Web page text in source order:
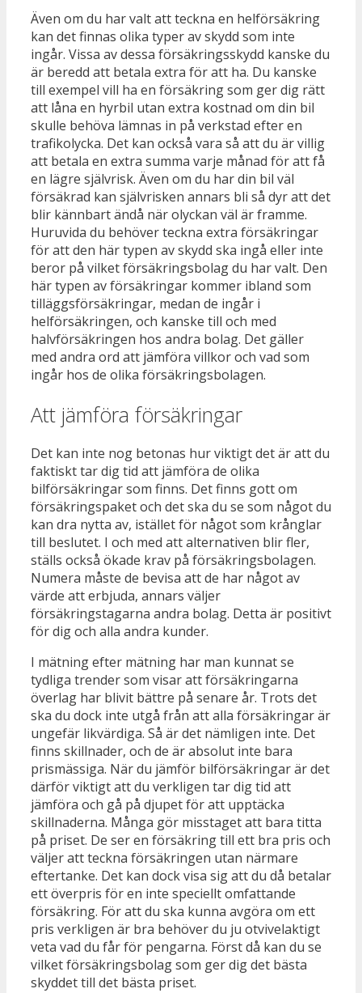
Även om du har valt att teckna en helförsäkring
kan det finnas olika typer av skydd som inte
ingår. Vissa av dessa försäkringsskydd kanske du
är beredd att betala extra för att ha. Du kanske
till exempel vill ha en försäkring som ger dig rätt
att låna en hyrbil utan extra kostnad om din bil
skulle behöva lämnas in på verkstad efter en
trafikolycka. Det kan också vara så att du är villig
att betala en extra summa varje månad för att få
en lägre självrisk. Även om du har din bil väl
försäkrad kan självrisken annars bli så dyr att det
blir kännbart ändå när olyckan väl är framme.
Huruvida du behöver teckna extra försäkringar
för att den här typen av skydd ska ingå eller inte
beror på vilket försäkringsbolag du har valt. Den
här typen av försäkringar kommer ibland som
tilläggsförsäkringar, medan de ingår i
helförsäkringen, och kanske till och med
halvförsäkringen hos andra bolag. Det gäller
med andra ord att jämföra villkor och vad som
ingår hos de olika försäkringsbolagen.
Att jämföra försäkringar
Det kan inte nog betonas hur viktigt det är att du
faktiskt tar dig tid att jämföra de olika
bilförsäkringar som finns. Det finns gott om
försäkringspaket och det ska du se som något du
kan dra nytta av, istället för något som krånglar
till beslutet. I och med att alternativen blir fler,
ställs också ökade krav på försäkringsbolagen.
Numera måste de bevisa att de har något av
värde att erbjuda, annars väljer
försäkringstagarna andra bolag. Detta är positivt
för dig och alla andra kunder.
I mätning efter mätning har man kunnat se
tydliga trender som visar att försäkringarna
överlag har blivit bättre på senare år. Trots det
ska du dock inte utgå från att alla försäkringar är
ungefär likvärdiga. Så är det nämligen inte. Det
finns skillnader, och de är absolut inte bara
prismässiga. När du jämför bilförsäkringar är det
därför viktigt att du verkligen tar dig tid att
jämföra och gå på djupet för att upptäcka
skillnaderna. Många gör misstaget att bara titta
på priset. De ser en försäkring till ett bra pris och
väljer att teckna försäkringen utan närmare
eftertanke. Det kan dock visa sig att du då betalar
ett överpris för en inte speciellt omfattande
försäkring. För att du ska kunna avgöra om ett
pris verkligen är bra behöver du ju otvivelaktigt
veta vad du får för pengarna. Först då kan du se
vilket försäkringsbolag som ger dig det bästa
skyddet till det bästa priset.